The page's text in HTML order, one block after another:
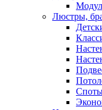
Люстры,